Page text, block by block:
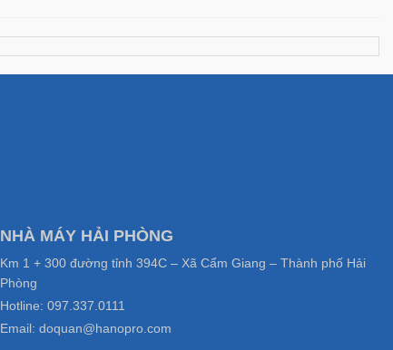
NHÀ MÁY HẢI PHÒNG
Km 1 + 300 đường tỉnh 394C – Xã Cẩm Giang – Thành phố Hải
Phòng
Hotline: 097.337.0111
Email: doquan@hanopro.com